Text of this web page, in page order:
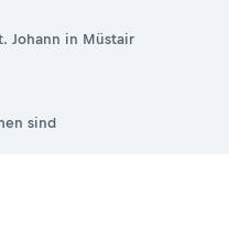
Johann in Müstair
sind